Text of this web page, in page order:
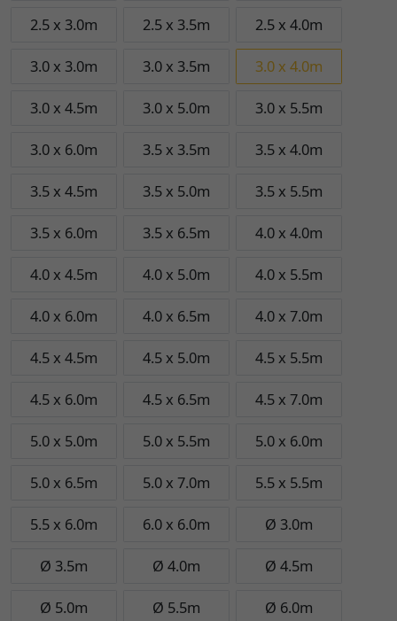
2.5 x 3.0m 2.5 x 3.5m 2.5 x 4.0m
3.0 x 3.0m 3.0 x 3.5m 3.0 x 4.0m
3.0 x 4.5m 3.0 x 5.0m 3.0 x 5.5m
3.0 x 6.0m 3.5 x 3.5m 3.5 x 4.0m
3.5 x 4.5m 3.5 x 5.0m 3.5 x 5.5m
3.5 x 6.0m 3.5 x 6.5m 4.0 x 4.0m
4.0 x 4.5m 4.0 x 5.0m 4.0 x 5.5m
4.0 x 6.0m 4.0 x 6.5m 4.0 x 7.0m
4.5 x 4.5m 4.5 x 5.0m 4.5 x 5.5m
4.5 x 6.0m 4.5 x 6.5m 4.5 x 7.0m
5.0 x 5.0m 5.0 x 5.5m 5.0 x 6.0m
5.0 x 6.5m 5.0 x 7.0m 5.5 x 5.5m
5.5 x 6.0m 6.0 x 6.0m Ø 3.0m
Ø 3.5m Ø 4.0m Ø 4.5m
Ø 5.0m Ø 5.5m Ø 6.0m